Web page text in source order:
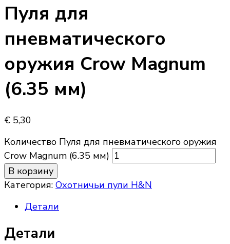
Пуля для
пневматического
оружия Crow Magnum
(6.35 мм)
€ 5,30
Количество Пуля для пневматического оружия
Crow Magnum (6.35 мм)
В корзину
Категория: Охотничьи пули H&N
Детали
Детали